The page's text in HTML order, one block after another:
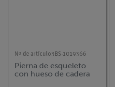
Nº de artículo3BS-1019366
Pierna de esqueleto
con hueso de cadera